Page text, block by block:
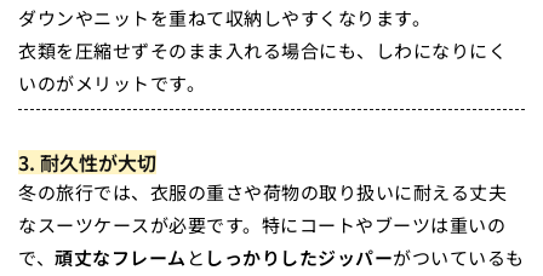
ダウンやニットを重ねて収納しやすくなります。
衣類を圧縮せずそのまま入れる場合にも、しわになりにく
いのがメリットです。
3. 耐久性が大切
冬の旅行では、衣服の重さや荷物の取り扱いに耐える丈夫
なスーツケースが必要です。特にコートやブーツは重いの
で、 頑丈なフレーム と しっかりしたジッパーがついているも